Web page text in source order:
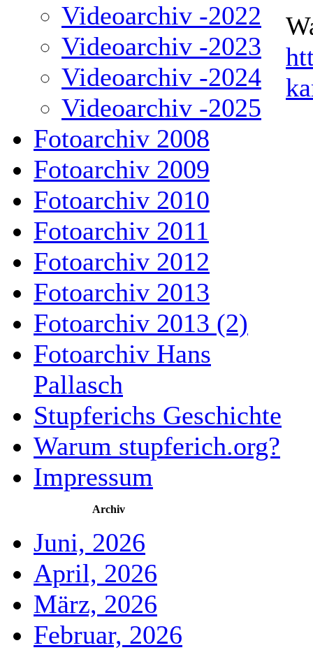
Videoarchiv -2022
Videoarchiv -2023
Videoarchiv -2024
Videoarchiv -2025
Fotoarchiv 2008
Fotoarchiv 2009
Fotoarchiv 2010
Fotoarchiv 2011
Fotoarchiv 2012
Fotoarchiv 2013
Fotoarchiv 2013 (2)
Fotoarchiv Hans
Pallasch
Stupferichs Geschichte
Warum stupferich.org?
Impressum
Archiv
Juni, 2026
April, 2026
März, 2026
Februar, 2026